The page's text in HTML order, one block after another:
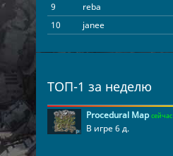
9
reba
10
janee
ТОП-1 за неделю
Procedural Map сейчас
В игре 6 д.